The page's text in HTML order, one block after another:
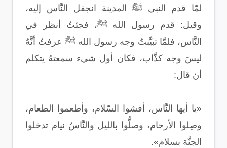
لمّا قدم النبي ﷺ المدينة انجفل النَّاس إليه،
وقيل: قدم رسول الله ﷺ، فجئتُ أنظر في
النَّاس، فلمَّا تبيَّنتُ وجه رسول الله ﷺ عرفتُ أنَّهُ
ليسَ وجه كذَّاب، فكان أول شيء سمعتهُ يتكلم
أن قال:
«يا أيها النَّاس، أفشوا السّلام، وأطعموا الطعام،
وصِلوا الأرحام، وصلُّوا بالليل والنَّاسُ نيام تدخلوا
الجنَّة بسلام».